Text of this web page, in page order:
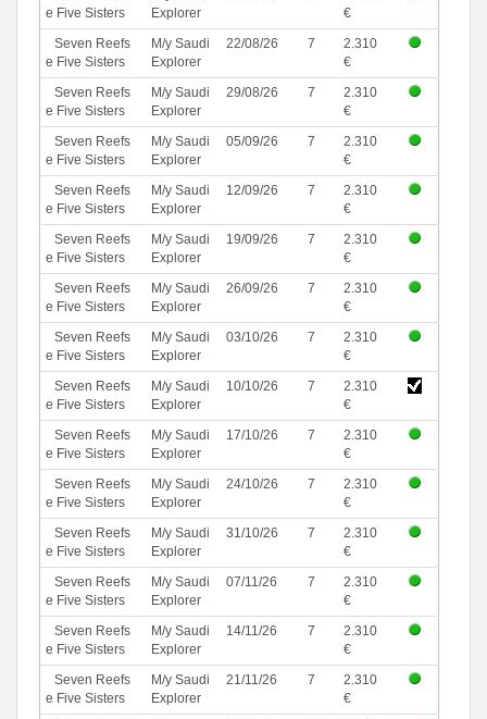
e Five Sisters
Explorer
€
Seven Reefs
e Five Sisters
M/y Saudi
Explorer
22/08/26 7
2.310
€
Seven Reefs
e Five Sisters
M/y Saudi
Explorer
29/08/26 7
2.310
€
Seven Reefs
e Five Sisters
M/y Saudi
Explorer
05/09/26 7
2.310
€
Seven Reefs
e Five Sisters
M/y Saudi
Explorer
12/09/26 7
2.310
€
Seven Reefs
e Five Sisters
M/y Saudi
Explorer
19/09/26 7
2.310
€
Seven Reefs
e Five Sisters
M/y Saudi
Explorer
26/09/26 7
2.310
€
Seven Reefs
e Five Sisters
M/y Saudi
Explorer
03/10/26 7
2.310
€
Seven Reefs
e Five Sisters
M/y Saudi
Explorer
10/10/26 7
2.310
€
Seven Reefs
e Five Sisters
M/y Saudi
Explorer
17/10/26 7
2.310
€
Seven Reefs
e Five Sisters
M/y Saudi
Explorer
24/10/26 7
2.310
€
Seven Reefs
e Five Sisters
M/y Saudi
Explorer
31/10/26 7
2.310
€
Seven Reefs
e Five Sisters
M/y Saudi
Explorer
07/11/26 7
2.310
€
Seven Reefs
e Five Sisters
M/y Saudi
Explorer
14/11/26 7
2.310
€
Seven Reefs
e Five Sisters
M/y Saudi
Explorer
21/11/26 7
2.310
€